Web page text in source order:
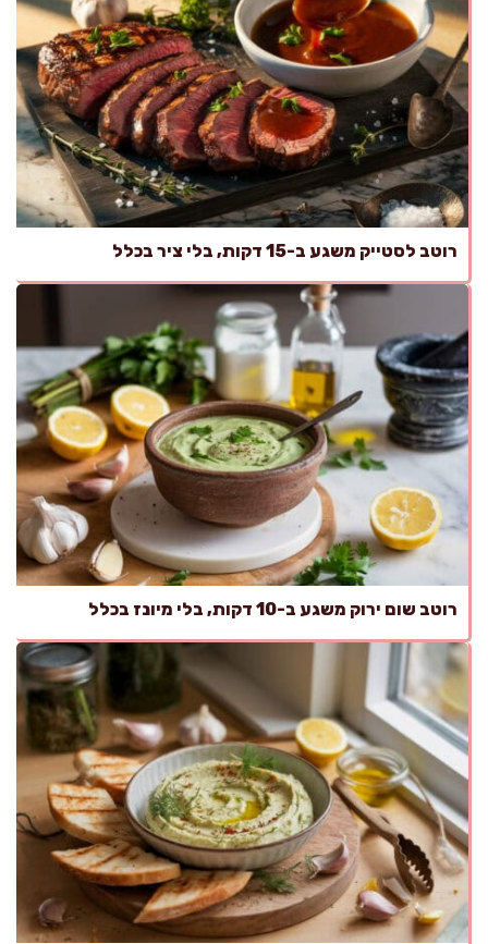
רוטב לסטייק משגע ב-15 דקות, בלי ציר בכלל
רוטב שום ירוק משגע ב-10 דקות, בלי מיונז בכלל